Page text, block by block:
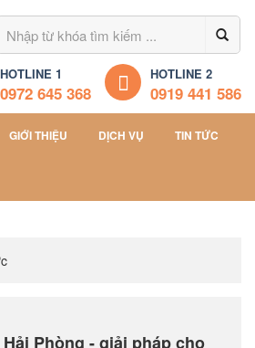
HOTLINE 1
0972 645 368
HOTLINE 2
0919 441 586
GIỚI THIỆU DỊCH VỤ TIN TỨC
Phòng - giải pháp cho